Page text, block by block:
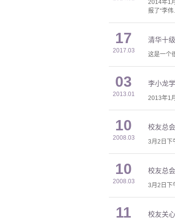
2014年1
报了“李伟
17
2017.03
清华十
这是一个
03
2013.01
李小龙
2013年1
10
2008.03
校友总
3月2日下
10
2008.03
校友总
3月2日下
11 校友关